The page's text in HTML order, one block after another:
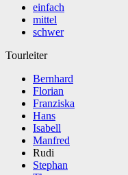
einfach
mittel
schwer
Tourleiter
Bernhard
Florian
Franziska
Hans
Isabell
Manfred
Rudi
Stephan